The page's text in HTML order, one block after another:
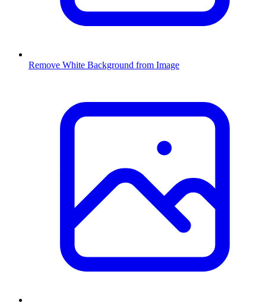
Remove White Background from Image